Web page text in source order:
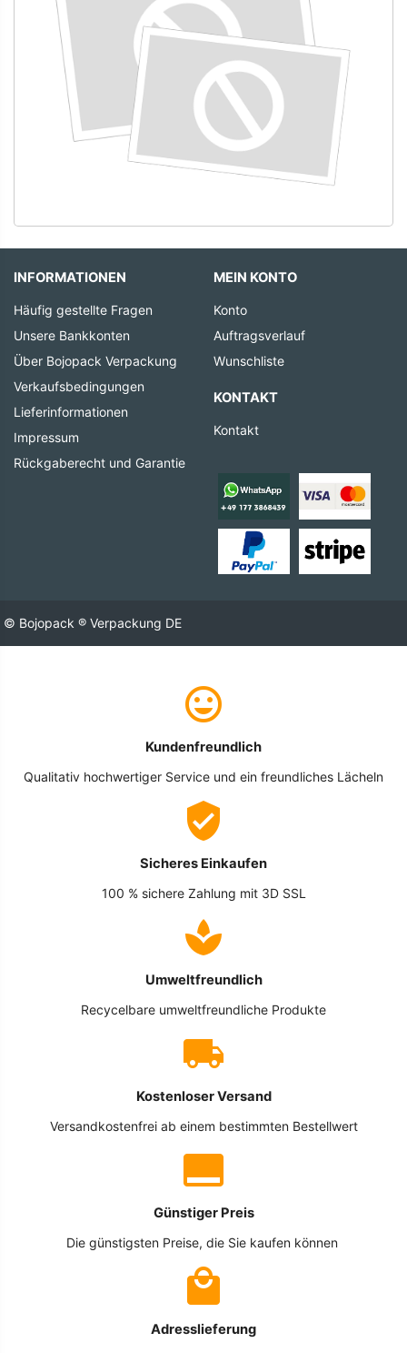
INFORMATIONEN
Häufig gestellte Fragen
Unsere Bankkonten
Über Bojopack Verpackung
Verkaufsbedingungen
Lieferinformationen
Impressum
Rückgaberecht und Garantie
MEIN KONTO
Konto
Auftragsverlauf
Wunschliste
KONTAKT
Kontakt
© Bojopack ® Verpackung DE
Kundenfreundlich
Qualitativ hochwertiger Service und ein freundliches Lächeln
Sicheres Einkaufen
100 % sichere Zahlung mit 3D SSL
Umweltfreundlich
Recycelbare umweltfreundliche Produkte
Kostenloser Versand
Versandkostenfrei ab einem bestimmten Bestellwert
Günstiger Preis
Die günstigsten Preise, die Sie kaufen können
Adresslieferung